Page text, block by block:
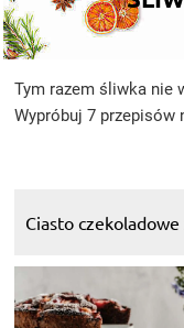
Tym razem śliwka nie
Wypróbuj 7 przepisów
Ciasto